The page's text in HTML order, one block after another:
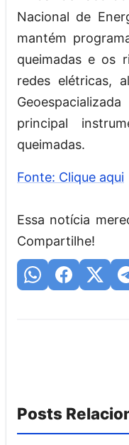
Nacional de
mantém
queimadas e os
redes elétricas,
principal
queimadas.
Fonte: Clique aqui
Essa notícia
Compartilhe!
Posts